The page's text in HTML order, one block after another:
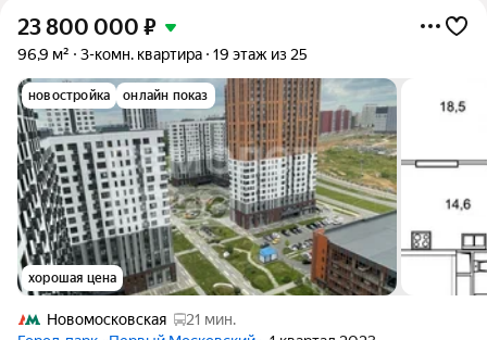
23 800 000 ₽
96,9 м² 3-комн. квартира 19 этаж из 25
новостройка онлайн показ
хорошая цена
Новомосковская
21 мин.